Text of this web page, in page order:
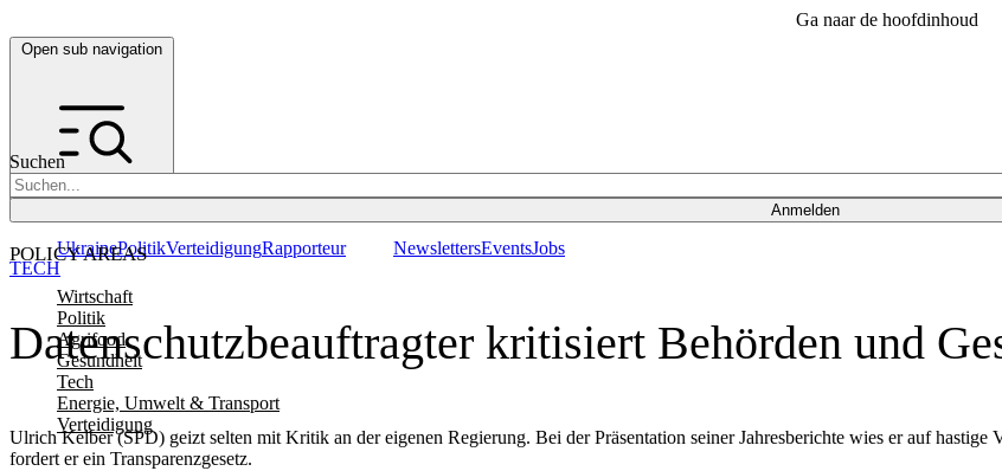
Ga naar de hoofdinhoud
Open sub navigation
Suchen
Anmelden
POLICY AREAS
Wirtschaft
Politik
Agrifood
Gesundheit
Tech
Energie, Umwelt & Transport
Verteidigung
UkrainePolitikVerteidigungRapporteur NewslettersEventsJobs
Datenschutzbeauftragter kritisiert Behörden und
Ulrich Kelber (SPD) geizt selten mit Kritik an der eigenen Regierung. Bei der Präsentation seiner Jahresberichte wies er auf
fordert er ein Transparenzgesetz.
TECH